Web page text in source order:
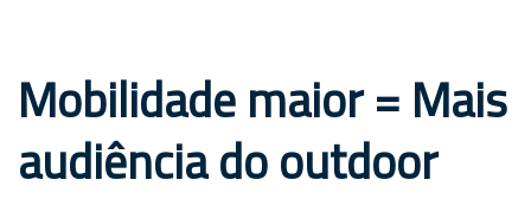
Mobilidade maior = Mais
audiência do outdoor